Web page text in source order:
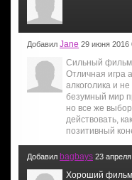
Добавил Jane 29 июня 2016
Сильный
Отличная игра
алкоголика и
безумный мир
но все же
действовать,
позитивный
Добавил bagbays 23
Хороший фильм